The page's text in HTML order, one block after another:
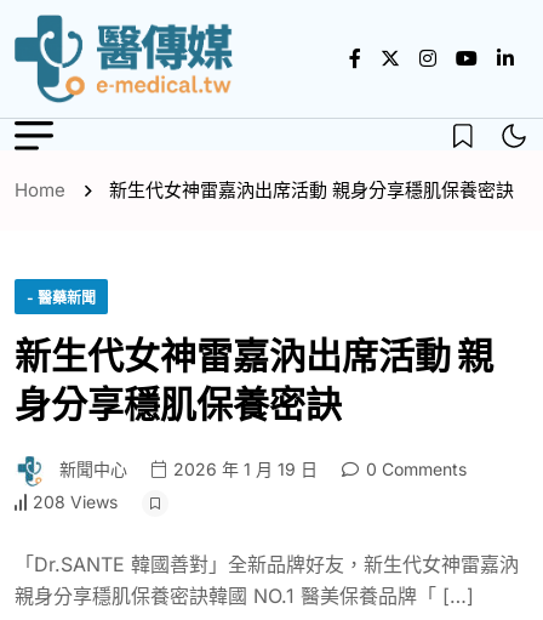
Home 新生代女神雷嘉汭出席活動 親身分享穩肌保養密訣
- 醫藥新聞
新生代女神雷嘉汭出席活動 親
身分享穩肌保養密訣
新聞中心 2026 年 1 月 19 日
0 Comments
208 Views
「Dr.SANTE 韓國善對」全新品牌好友，新生代女神雷嘉汭
親身分享穩肌保養密訣韓國 NO.1 醫美保養品牌「 […]